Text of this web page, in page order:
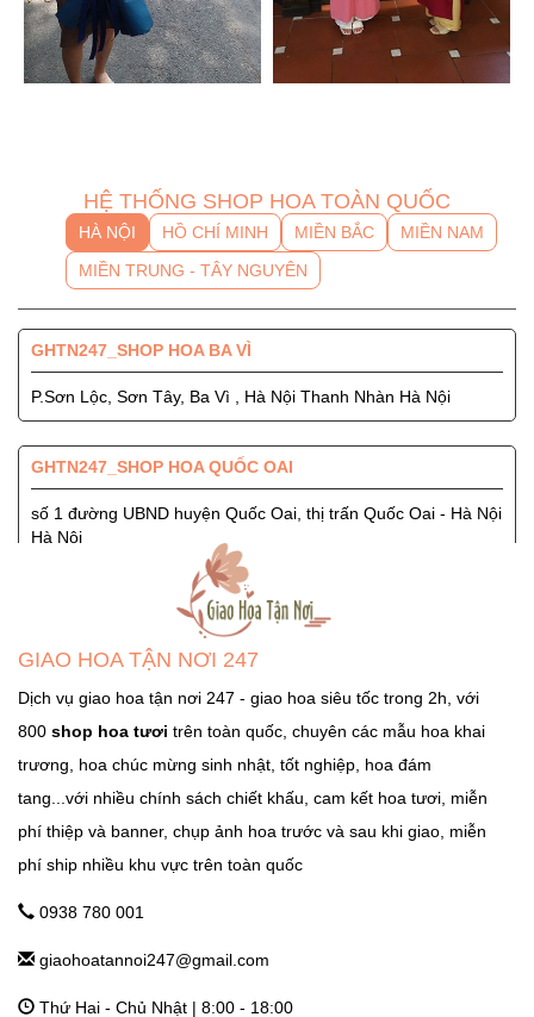
GIAO HOA TẬN NƠI 247
Dịch vụ giao hoa tận nơi 247 - giao hoa siêu tốc trong 2h, với
800 shop hoa tươi trên toàn quốc, chuyên các mẫu hoa khai
trương, hoa chúc mừng sinh nhật, tốt nghiệp, hoa đám
tang...với nhiều chính sách chiết khấu, cam kết hoa tươi, miễn
phí thiệp và banner, chụp ảnh hoa trước và sau khi giao, miễn
phí ship nhiều khu vực trên toàn quốc
0938 780 001
giaohoatannoi247@gmail.com
Thứ Hai - Chủ Nhật | 8:00 - 18:00
HỆ THỐNG SHOP HOA TOÀN QUỐC
HÀ NỘI HỒ CHÍ MINH MIỀN BẮC
MIỀN NAM
MIỀN TRUNG - TÂY NGUYÊN
GHTN247_SHOP HOA BA VÌ
P.Sơn Lộc, Sơn Tây, Ba Vì , Hà Nội Thanh Nhàn Hà Nội
GHTN247_SHOP HOA QUỐC OAI
số 1 đường UBND huyện Quốc Oai, thị trấn Quốc Oai - Hà Nội
Hà Nội
GHTN247_SHOP HOA SÓC SƠN
Quốc Lộ 3, Xã Phù Lỗ, Huyện Sóc Sơn, Thành Phố Hà Nội
Ngọc Hà Hà Nội
GHTN247_SHOP HOA THẠCH THẤT
Tỉnh Lộ 84, TT. Liên Quan, Thạch Thất, Hà Nội Hà Nội
GHTN247_SHOP HOA THANH OAI
Số 7 Dốc Mọc - Cao Dương - Thanh Oai - Hà Nội Hà Nội